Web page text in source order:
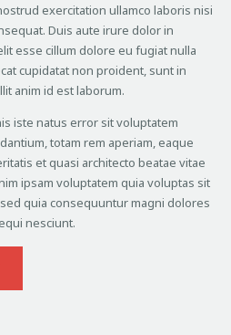
exercitation ullamco laboris nisi
Duis aute irure dolor in
esse cillum dolore eu fugiat nulla
cupidatat non proident, sunt in
anim id est laborum.
iste natus error sit voluptatem
totam rem aperiam, eaque
et quasi architecto beatae vitae
ipsam voluptatem quia voluptas sit
quia consequuntur magni dolores
nesciunt.